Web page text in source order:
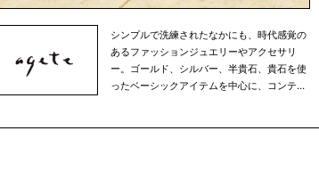
シンプルで洗練されたなかにも、時代感覚の
あるファッションジュエリーやアクセサリ
ー。ゴールド、シルバー、半貴石、貴石を使
ったベーシックアイテムを中心に、コンテン